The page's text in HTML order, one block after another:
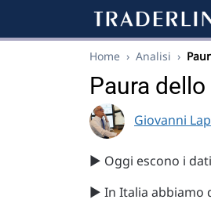
Home › Analisi ›
Paura
Giovanni
▶️ Oggi escono i
▶️ In Italia abbiamo